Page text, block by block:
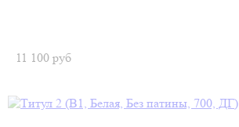
11 100 руб